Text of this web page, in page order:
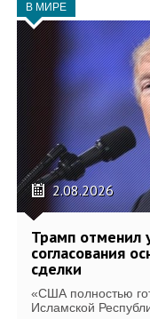
В МИРЕ
2.08.2026
Трамп отменил
согласования
сделки
«США полностью
Исламской